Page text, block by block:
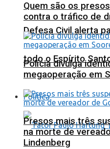
Defesa Civil alerta
todo o Espírito
Política
Quem são os
contra o tráfico de
Polícia divulga
megaoperação em
Presos mais três
na morte de
Lindenberg